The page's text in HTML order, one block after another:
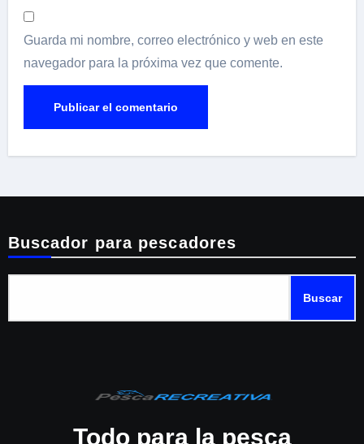
Guarda mi nombre, correo electrónico y web en este
navegador para la próxima vez que comente.
Buscador para pescadores
Buscar
Todo para la pesca